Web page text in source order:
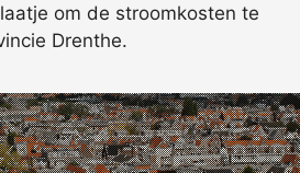
om de stroomkosten te
Drenthe.